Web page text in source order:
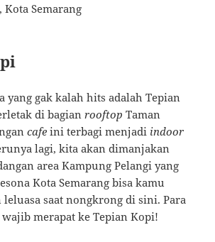
Semarang
yang gak kalah hits adalah Tepian
di bagianrooftop Taman
cafe ini terbagi menjadi indoor
lagi, kita akan dimanjakan
area Kampung Pelangi yang
Kota Semarang bisa kamu
saat nongkrong di sini. Para
merapat ke Tepian Kopi!